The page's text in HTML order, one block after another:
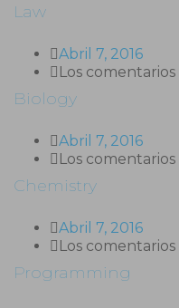
Law
Abril 7, 2016
Los
Biology
Abril 7, 2016
Los
Chemistry
Abril 7, 2016
Los
Programming